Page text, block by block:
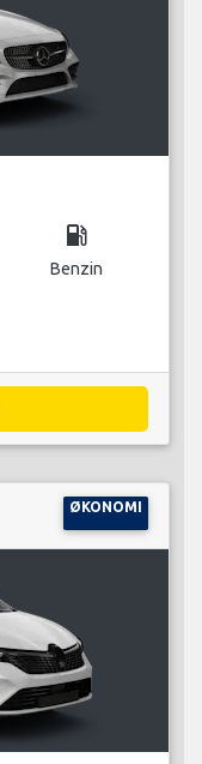
local_gas_station
Benzin
ØKONOMI